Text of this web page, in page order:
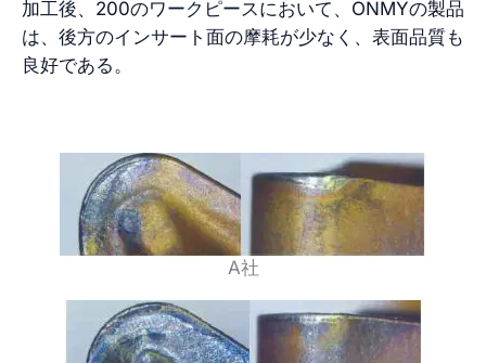
加工後、200のワークピースにおいて、ONMYの製品
は、後方のインサート面の摩耗が少なく、表面品質も
良好である。
A社